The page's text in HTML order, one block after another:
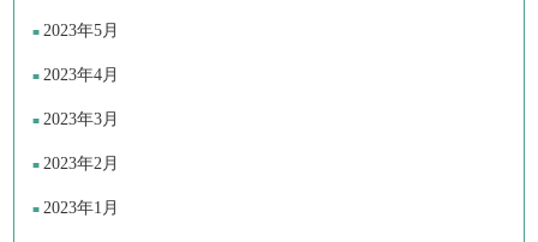
2023年5月
2023年4月
2023年3月
2023年2月
2023年1月